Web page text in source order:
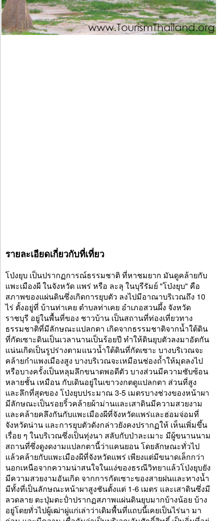
รายละเอียดเกี่ยวกับที่เที่ยว
โป่งยุบ เป็นปรากฏการณ์ธรรมชาติ ที่หาชมยาก มันดูคล้ายกับ
แพะเมืองผี ในจังหวัด แพร่ หรือ ละลุ ในบุรีรัมย์ "โป่งยุบ" คือ
สภาพของแผ่นดินซึ่งเกิดการยุบตัว ลงไปมีอาณาบริเวณถึง 10
ไร่ ตั้งอยู่ที่ บ้านท่าเคย ตำบลท่าเคย อำเภอสวนผึ้ง จังหวัด
ราชบุรี อยู่ในพื้นที่ของ ชาวบ้าน เป็นสถานที่ท่องเที่ยวทาง
ธรรมชาติที่มีลักษณะแปลกตา เกิดจากธรรมชาติจากน้ำใต้ดิน
ที่กัดเซาะดินเป็นเวลานานเป็นร้อยปี ทำให้ดินยุบตัวลงมาอัดกัน
แน่นเกิดเป็นรูปร่างตามแนวน้ำใต้ดินที่กัดเซาะ บางบริเวณจะ
คล้ายกำแพงเมืองสูง บางบริเวณจะเหมือนช่องถ้ำให้มุดลงไป
หรือบางครั้งเป็นหลุมลึกขนาดพอดีตัว บางส่วนมีความซับซ้อน
หลายชั้น เหมือน กับเดินอยู่ในเขาวงกตดูแปลกตา ส่วนที่สูง
และลึกที่สุดของ โป่งยุบประมาณ 3-5 เมตรบางช่วงของหน้าผา
มีลักษณะเป็นรอยริ้วคล้ายผ้าม่านและเสาดินมีความสวยงาม
และคล้ายคลึงกันกับแพะเมืองผีที่จังหวัดแพร่และฮ่อมจ่อมที่
จังหวัดน่าน และการยุบตัวดังกล่าวยังคงปรากฏให้ เห็นเพิ่มขึ้น
เรื่อย ๆ ในบริเวณซึ่งเป็นทุ่งนา สลับกับป่าละเมาะ มีผู้ขนานนาม
สถานที่ซึ่งดูงดงามแปลกตานี้ว่าแคนยอน โดยลักษณะทั่วไป
แล้วคล้ายกับแพะเมืองผีที่จังหวัดแพร่ เพียงแต่มีขนาดเล็กกว่า
นอกเหนือจากความน่าสนใจในแง่ของธรณีวิทยาแล้วโป่งยุบยัง
มีความสวยงามอันเกิด จากการกัดเซาะของสายฝนและทางน้ำ
มีทั้งที่เป็นลักษณะหน้าผาสูงชันตั้งแต่ 1-6 เมตร และเสาดินซึ่งมี
ลวดลาย ตะปุ่มตะป่ำปรากฏสภาพแผ่นดินยุบมากบ้างน้อย บ้าง
อยู่โดยทั่วไปผู้เฒ่าผู่แก่เล่าว่าเดิมพื้นที่แถบนี้เคยเป็นไร่นา มา